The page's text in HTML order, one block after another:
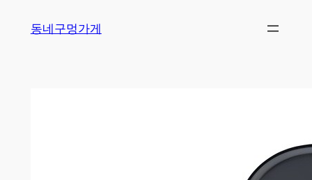
동네구멍가게